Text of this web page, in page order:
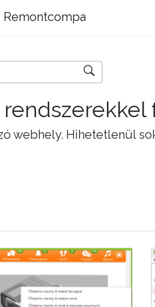
Remontcompa
webhely. Hihetetlenül